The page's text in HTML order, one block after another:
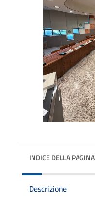
INDICE DELLA PAGINA
Descrizione